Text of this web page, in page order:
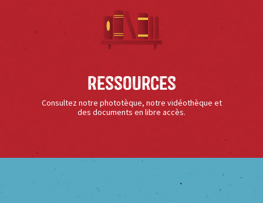
Ressources
Consultez notre phototèque, notre vidéothèque et
des documents en libre accès.